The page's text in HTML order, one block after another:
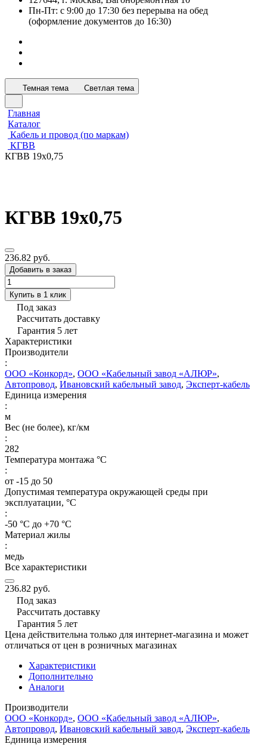
Пн-Пт: с 9:00 до 17:30 без перерыва на обед
(оформление документов до 16:30)
Темная тема Светлая тема
Главная
Каталог
Кабель и провод (по маркам)
КГВВ
КГВВ 19х0,75
КГВВ 19х0,75
236.82 руб.
Добавить в заказ
Купить в 1 клик
Под заказ
Рассчитать доставку
Гарантия 5 лет
Характеристики
Производители
:
ООО «Конкорд», ООО «Кабельный завод «АЛЮР»,
Автопровод, Ивановский кабельный завод, Эксперт-кабель
Единица измерения
:
м
Вес (не более), кг/км
:
282
Температура монтажа °C
:
от -15 до 50
Допустимая температура окружающей среды при
эксплуатации, °C
:
-50 °С до +70 °С
Материал жилы
:
медь
Все характеристики
236.82 руб.
Под заказ
Рассчитать доставку
Гарантия 5 лет
Цена действительна только для интернет-магазина и может
отличаться от цен в розничных магазинах
Характеристики
Дополнительно
Аналоги
Производители
ООО «Конкорд», ООО «Кабельный завод «АЛЮР»,
Автопровод, Ивановский кабельный завод, Эксперт-кабель
Единица измерения